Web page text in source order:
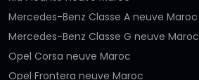
Mercedes-Benz Classe A neuve Maroc
Mercedes-Benz Classe G neuve Maroc
Opel Corsa neuve Maroc
Opel Frontera neuve Maroc